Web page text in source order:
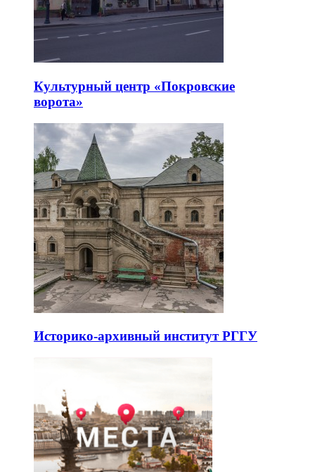
Культурный центр «Покровские
ворота»
Историко-архивный институт РГГУ